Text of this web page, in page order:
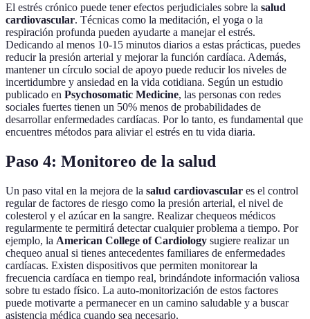
El estrés crónico puede tener efectos perjudiciales sobre la salud
cardiovascular. Técnicas como la meditación, el yoga o la
respiración profunda pueden ayudarte a manejar el estrés.
Dedicando al menos 10-15 minutos diarios a estas prácticas, puedes
reducir la presión arterial y mejorar la función cardíaca. Además,
mantener un círculo social de apoyo puede reducir los niveles de
incertidumbre y ansiedad en la vida cotidiana. Según un estudio
publicado en Psychosomatic Medicine, las personas con redes
sociales fuertes tienen un 50% menos de probabilidades de
desarrollar enfermedades cardíacas. Por lo tanto, es fundamental que
encuentres métodos para aliviar el estrés en tu vida diaria.
Paso 4: Monitoreo de la salud
Un paso vital en la mejora de la salud cardiovascular es el control
regular de factores de riesgo como la presión arterial, el nivel de
colesterol y el azúcar en la sangre. Realizar chequeos médicos
regularmente te permitirá detectar cualquier problema a tiempo. Por
ejemplo, la American College of Cardiology sugiere realizar un
chequeo anual si tienes antecedentes familiares de enfermedades
cardíacas. Existen dispositivos que permiten monitorear la
frecuencia cardíaca en tiempo real, brindándote información valiosa
sobre tu estado físico. La auto-monitorización de estos factores
puede motivarte a permanecer en un camino saludable y a buscar
asistencia médica cuando sea necesario.